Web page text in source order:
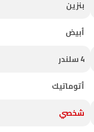
بنزين
أبيض
4 سلندر
أتوماتيك
شخصي